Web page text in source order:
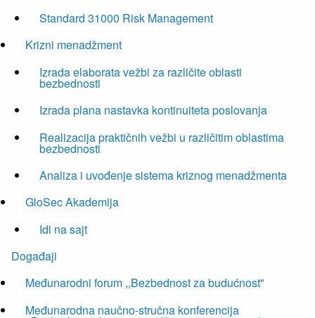
Standard 31000 Risk Management
Krizni menadžment
Izrada elaborata vežbi za različite oblasti
bezbednosti
Izrada plana nastavka kontinuiteta poslovanja
Realizacija praktičnih vežbi u različitim oblastima
bezbednosti
Analiza i uvođenje sistema kriznog menadžmenta
GloSec Akademija
Idi na sajt
Događaji
Međunarodni forum ,,Bezbednost za budućnost"
Međunarodna naučno-stručna konferencija